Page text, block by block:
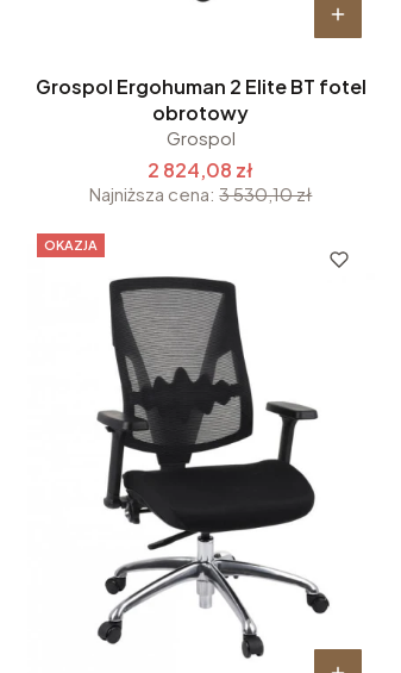
Grospol Ergohuman 2 Elite BT fotel
obrotowy
Grospol
2 824,08 zł
Najniższa cena: 3 530,10 zł
OKAZJA